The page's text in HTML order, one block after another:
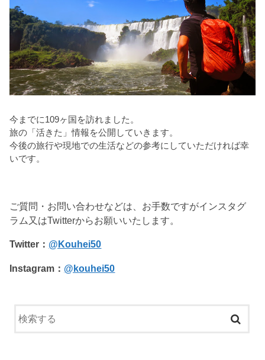
今までに109ヶ国を訪れました。
旅の「活きた」情報を公開していきます。
今後の旅行や現地での生活などの参考にしていただければ幸
いです。
ご質問・お問い合わせなどは、お手数ですがインスタグ
ラム又はTwitterからお願いいたします。
Twitter： @Kouhei50
Instagram： @kouhei50